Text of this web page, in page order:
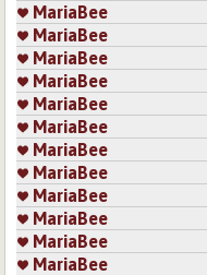
MariaBee
MariaBee
MariaBee
MariaBee
MariaBee
MariaBee
MariaBee
MariaBee
MariaBee
MariaBee
MariaBee
MariaBee